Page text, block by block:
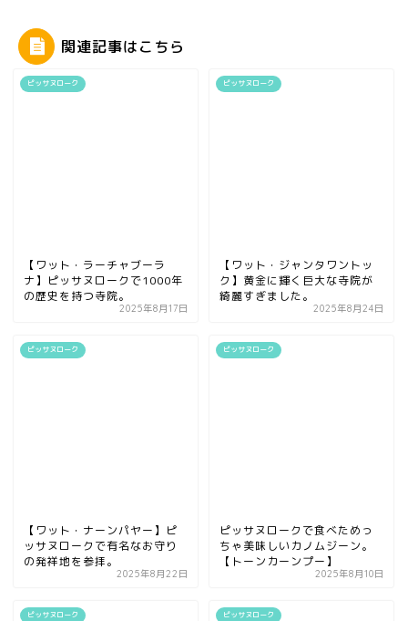
関連記事はこちら
ピッサヌローク
【ワット・ラーチャブーラ
ナ】ピッサヌロークで1000年
の歴史を持つ寺院。
2025年8月17日
ピッサヌローク
【ワット・ジャンタワントッ
ク】黄金に輝く巨大な寺院が
綺麗すぎました。
2025年8月24日
ピッサヌローク
【ワット・ナーンパヤー】ピ
ッサヌロークで有名なお守り
の発祥地を参拝。
2025年8月22日
ピッサヌローク
ピッサヌロークで食べためっ
ちゃ美味しいカノムジーン。
【トーンカーンプー】
2025年8月10日
ピッサヌローク ピッサヌローク